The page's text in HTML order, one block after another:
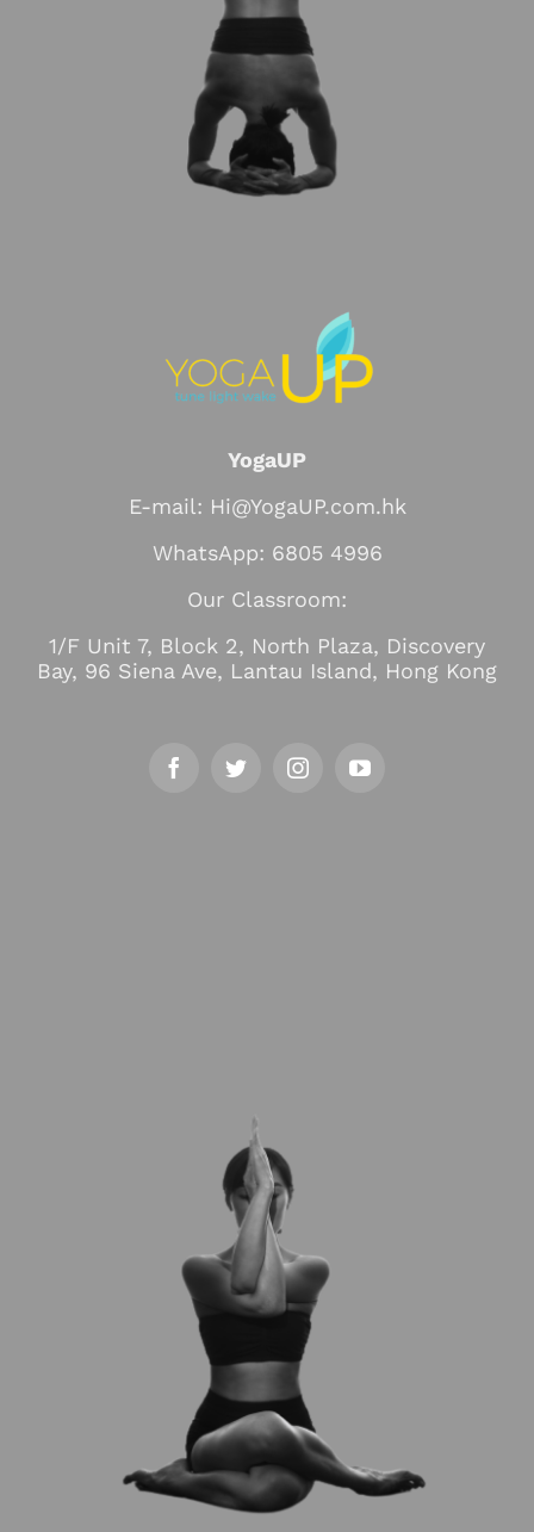
YogaUP
E-mail: Hi@YogaUP.com.hk
WhatsApp: 6805 4996
Our Classroom:
1/F Unit 7, Block 2, North Plaza, Discovery
Bay, 96 Siena Ave, Lantau Island, Hong Kong